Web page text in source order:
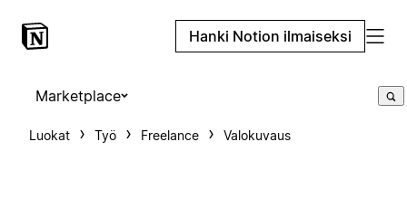
Hanki Notion ilmaiseksi
Marketplace
Luokat Työ Freelance Valokuvaus